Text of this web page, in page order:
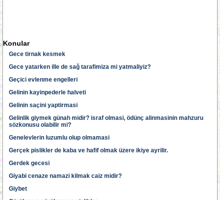
Konular
Gece tirnak kesmek
Gece yatarken ille de sağ tarafimiza mi yatmaliyiz?
Geçici evlenme engelleri
Gelinin kayinpederle halveti
Gelinin saçini yaptirmasi
Gelinlik giymek günah midir? israf olmasi, ödünç alinmasinin mahzuru
sözkonusu olabilir mi?
Genelevlerin luzumlu olup olmamasi
Gerçek pislikler de kaba ve hafif olmak üzere ikiye ayrilir.
Gerdek gecesi
Giyabi cenaze namazi kilmak caiz midir?
Giybet